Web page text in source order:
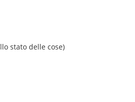
stato delle cose)